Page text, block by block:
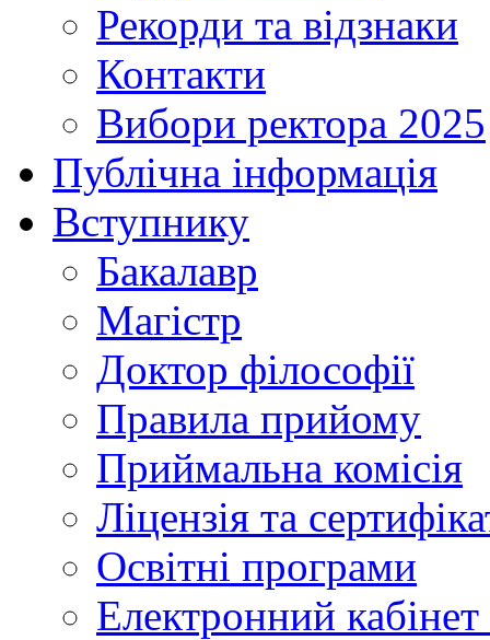
Рекорди та відзнаки
Контакти
Вибори ректора 2025
Публічна інформація
Вступнику
Бакалавр
Магістр
Доктор філософії
Правила прийому
Приймальна комісія
Ліцензія та
Освітні програми
Електронний